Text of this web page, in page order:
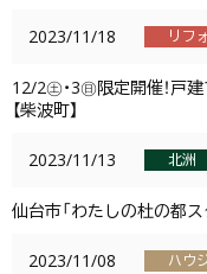
2023/11/18 リフ
12/2㊏・3㊐限定開催！戸
【柴波町】
2023/11/13 北洲
仙台市「わたしの杜の都
2023/11/08 ハウ